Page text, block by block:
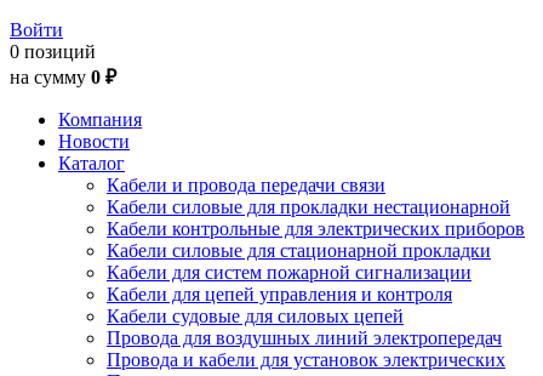
Войти
0 позиций
на сумму 0 ₽
Компания
Новости
Каталог
Кабели и провода передачи связи
Кабели силовые для прокладки нестационарной
Кабели контрольные для электрических приборов
Кабели силовые для стационарной прокладки
Кабели для систем пожарной сигнализации
Кабели для цепей управления и контроля
Кабели судовые для силовых цепей
Провода для воздушных линий электропередач
Провода и кабели для установок электрических